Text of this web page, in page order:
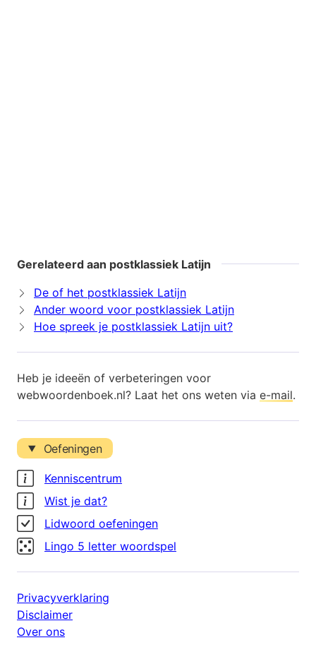
Gerelateerd aan postklassiek Latijn
De of het postklassiek Latijn
Ander woord voor postklassiek Latijn
Hoe spreek je postklassiek Latijn uit?
Heb je ideeën of verbeteringen voor
webwoordenboek.nl? Laat het ons weten via e-mail.
Oefeningen
Kenniscentrum
Wist je dat?
Lidwoord oefeningen
Lingo 5 letter woordspel
Privacyverklaring
Disclaimer
Over ons